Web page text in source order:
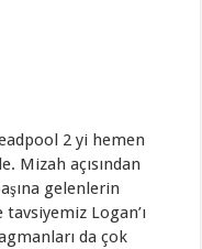
2 yi hemen
Mizah açısından
gelenlerin
Logan’ı
da çok